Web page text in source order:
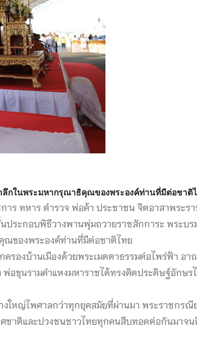
ลึกในพระมหากรุณาธิคุณของพระองค์ท่านที่มีต่อชาติ
ทหาร ตำรวจ พ่อค้า ประชาชน จิตอาสาพระร
ประกอบพิธีวางพานพุ่มถวายราชสักการะ พระบ
ณของพระองค์ท่านที่มีต่อชาติไทย
บ้านเมืองด้วยพระเมตตาธรรมต่อไพร่ฟ้า อาณ
ขุนรามคำแหงมหาราชได้ทรงคิดประดิษฐ์อักษ
ญ่ไพศาลกว่าทุกยุคสมัยที่ผ่านมา พระราชกรณี
ศชาติและปวงชนชาวไทยทุกคนสืบทอดต่อกันมาจ